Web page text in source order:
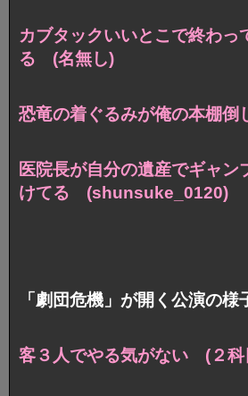
カブタックいいとこで終わっ
る (名無し)
恐竜の着ぐるみが俺の本棚
医院長が自分の遺産でギャン
けてる (shunsuke_0120)
「劇団危機」が開く公演の様
客３人でやる気がない (２科